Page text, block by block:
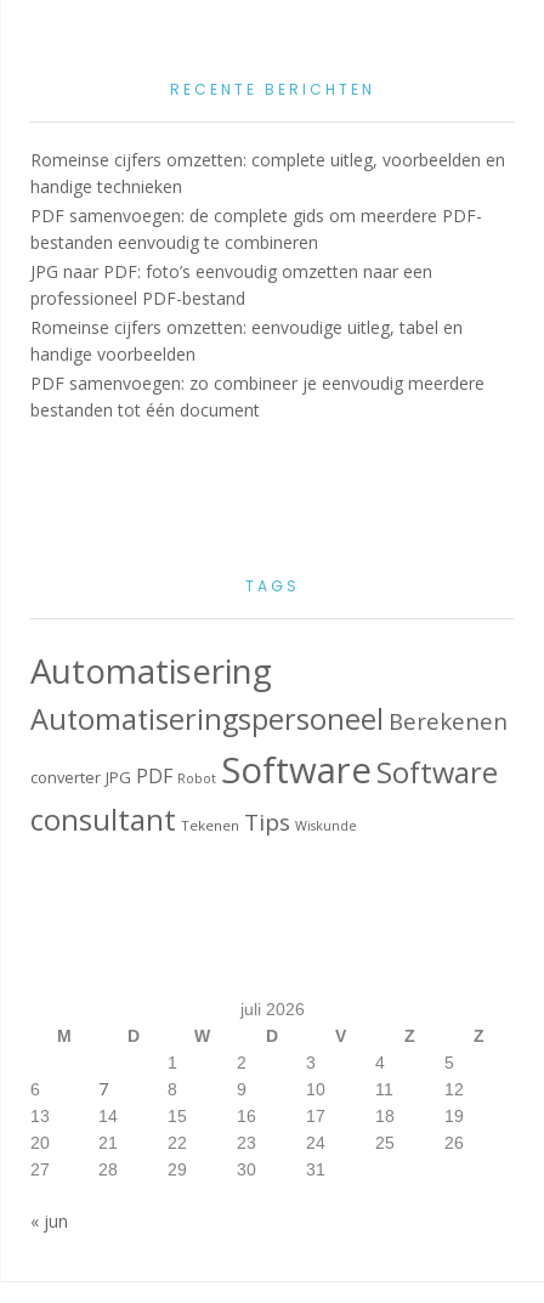
RECENTE BERICHTEN
Romeinse cijfers omzetten: complete uitleg, voorbeelden en
handige technieken
PDF samenvoegen: de complete gids om meerdere PDF-
bestanden eenvoudig te combineren
JPG naar PDF: foto’s eenvoudig omzetten naar een
professioneel PDF-bestand
Romeinse cijfers omzetten: eenvoudige uitleg, tabel en
handige voorbeelden
PDF samenvoegen: zo combineer je eenvoudig meerdere
bestanden tot één document
TAGS
Automatisering
Automatiseringspersoneel Berekenen
converter JPG PDF Robot SoftwareSoftware
consultant Tekenen Tips Wiskunde
juli 2026
M
D W D V Z
Z
1
2 3 4
5
6
7 8 9 10 11
12
13
14 15 16 17 18
19
20
21 22 23 24 25
26
27
28 29 30 31
« jun